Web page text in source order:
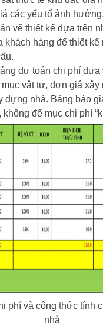
các yếu tố ảnh hưởng.
vẽ thiết kế dựa trên
khách hàng để thiết kế
dự toán chi phí dựa
vật tư, đơn giá xây
dựng nhà. Bảng báo
để mục chi phí
phí và công thức tính
nhà